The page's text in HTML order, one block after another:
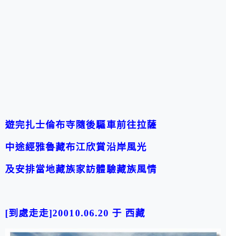
遊完扎士倫布寺隨後驅車前往拉薩
中途經雅魯藏布江欣賞沿岸風光
及安排當地藏族家訪體驗藏族風情
[到處走走]20010.06.20 于 西藏